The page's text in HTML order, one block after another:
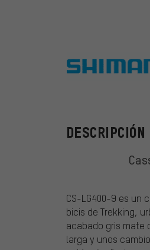
CS-LG400-9 es un
bicis de Trekking,
acabado gris mate
larga y unos